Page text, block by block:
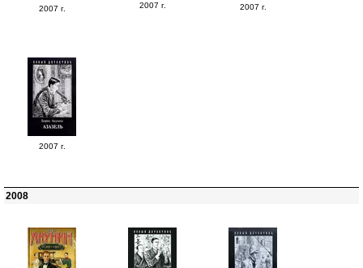
2007 г. 2007 г. 2007 г.
2007 г.
2008